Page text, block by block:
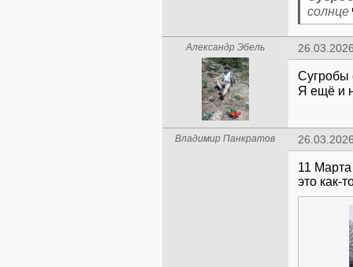
солнце
Александр Эбель
Сугробы
Я ещё и
Владимир Панкратов
11
это как-